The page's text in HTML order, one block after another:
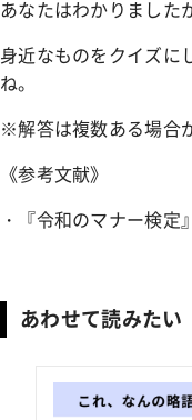
あなたはわかりました
身近なものをクイズに
ね。
※解答は複数ある場合
《参考文献》
・『令和のマナー検定』
あわせて読みたい